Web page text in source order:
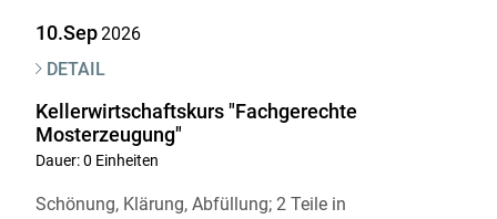
10.Sep2026
DETAIL
Kellerwirtschaftskurs "Fachgerechte
Mosterzeugung"
Dauer: 0 Einheiten
Schönung, Klärung, Abfüllung; 2 Teile in